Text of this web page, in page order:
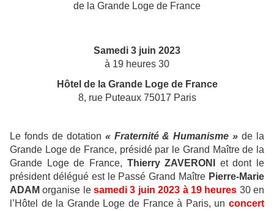
de la Grande Loge de France
Samedi 3 juin 2023
à 19 heures 30
Hôtel de la Grande Loge de France
8, rue Puteaux 75017 Paris
Le fonds de dotation « Fraternité & Humanisme » de la
Grande Loge de France, présidé par le Grand Maître de la
Grande Loge de France, Thierry ZAVERONI
et dont le
président délégué est le Passé Grand Maître Pierre-Marie
ADAMorganise lesamedi 3 juin 2023 à 19 heures 30 en
l’Hôtel de la Grande Loge de France à Paris, un concert